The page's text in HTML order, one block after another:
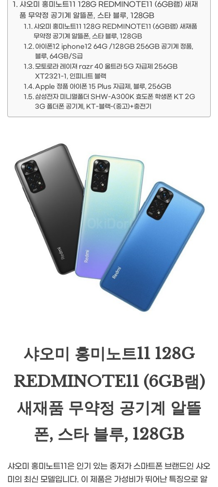
샤오미 홍미노트11 128G REDMINOTE11 (6GB램) 새재
품 무약정 공기계 알뜰폰, 스타 블루, 128GB
샤오미 홍미노트11 128G REDMINOTE11 (6GB램) 새재품
무약정 공기계 알뜰폰, 스타 블루, 128GB
아이폰12 iphone12 64G /128GB 256GB 공기계 정품,
블루, 64GB/S급
모토로라 레이져 razr 40 울트라 5G 자급제 256GB
XT2321-1, 인피니트 블랙
Apple 정품 아이폰 15 Plus 자급제, 블루, 256GB
삼성전자 미니멀폴더 SHW-A300K 효도폰 학생폰 KT 2G
3G 폴더폰 공기계, KT-블랙-(중고)+충전기
샤오미 홍미노트11 128G
REDMINOTE11 (6GB램)
새재품 무약정 공기계 알뜰
폰, 스타 블루, 128GB
샤오미 홍미노트11은 인기 있는 중저가 스마트폰 브랜드인 샤오
미의 최신 모델입니다. 이 제품은 가성비가 뛰어난 특징으로 알